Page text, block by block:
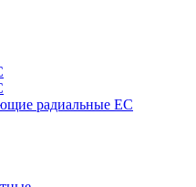
радиальные EC